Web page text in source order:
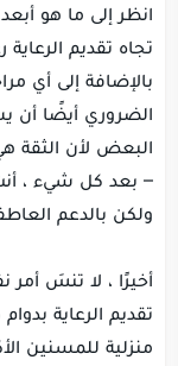
انظر إلى ما هو
تجاه تقديم
بالإضافة إلى أي
الضروري أيضًا أن
البعض لأن الثقة
– بعد كل شيء ،
ولكن بالدعم
أخيرًا ، لا تنسَ
تقديم الرعاية
منزلية للمسنين